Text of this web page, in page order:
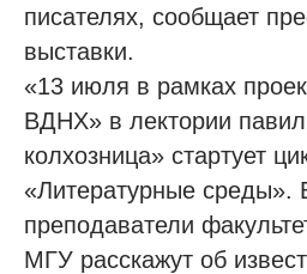
писателях, сообщает
выставки.​
«13 июля в рамках
ВДНХ» в лектории
колхозница» стартует
«Литературные среды».
преподаватели
МГУ расскажут об